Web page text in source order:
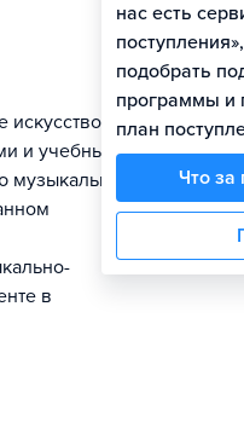
и учебными
в
нас есть
подобрать
программы и
план
Что за